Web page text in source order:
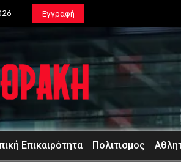
Εγγραφή
Επικαιρότητα Πολιτισμος